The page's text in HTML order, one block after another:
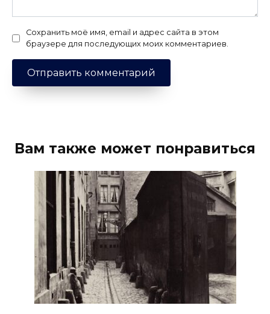
Сохранить моё имя, email и адрес сайта в этом
браузере для последующих моих комментариев.
Вам также может понравиться